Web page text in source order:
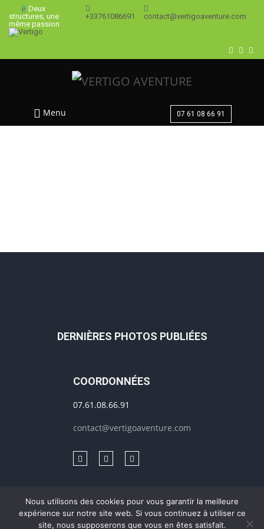
Deux
structures, une
même passion
+33761086691 contact@vertigoaventure.com
Menu 07 61 08 66 91
DERNIÈRES PHOTOS PUBLIÉES
COORDONNÉES
07.61.08.66.91
contact@vertigoaventure.com
Mentions légales & RGPD© 2020-2021, CréationMédiaXV| Tous
Nous utilisons des cookies pour vous garantir la meilleure
expérience sur notre site web. Si vous continuez à utiliser ce
site, nous supposerons que vous en êtes satisfait.